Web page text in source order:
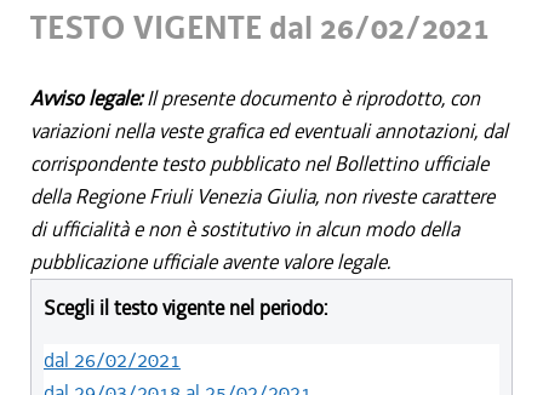
TESTO VIGENTE dal 26/02/2021
Avviso legale:Il presente documento è riprodotto, con
variazioni nella veste grafica ed eventuali annotazioni, dal
corrispondente testo pubblicato nel Bollettino ufficiale
della Regione Friuli Venezia Giulia, non riveste carattere
di ufficialità e non è sostitutivo in alcun modo della
pubblicazione ufficiale avente valore legale.
Scegli il testo vigente nel periodo:
dal 26/02/2021